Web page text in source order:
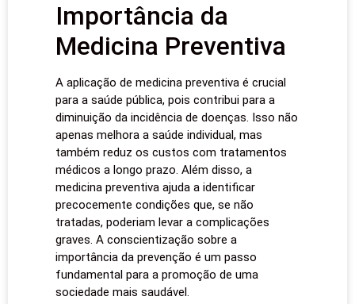
Importância da
Medicina Preventiva
A aplicação de medicina preventiva é crucial
para a saúde pública, pois contribui para a
diminuição da incidência de doenças. Isso não
apenas melhora a saúde individual, mas
também reduz os custos com tratamentos
médicos a longo prazo. Além disso, a
medicina preventiva ajuda a identificar
precocemente condições que, se não
tratadas, poderiam levar a complicações
graves. A conscientização sobre a
importância da prevenção é um passo
fundamental para a promoção de uma
sociedade mais saudável.